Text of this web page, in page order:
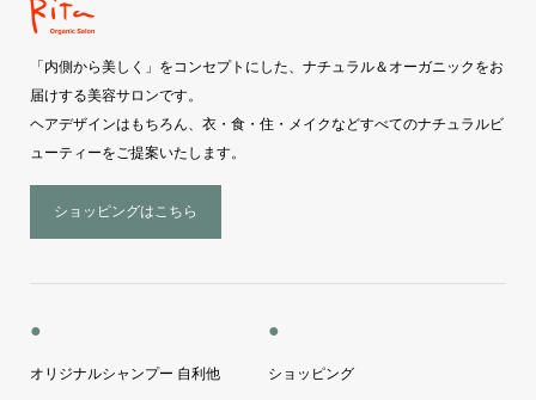
「内側から美しく」をコンセプトにした、ナチュラル＆オーガニックをお
届けする美容サロンです。
ヘアデザインはもちろん、衣・食・住・メイクなどすべてのナチュラルビ
ューティーをご提案いたします。
ショッピングはこちら
●
オリジナルシャンプー 自利他
●
ショッピング